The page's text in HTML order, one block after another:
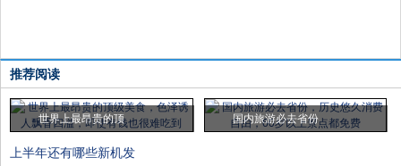
推荐阅读
世界上最昂贵的顶 国内旅游必去省份
上半年还有哪些新机发